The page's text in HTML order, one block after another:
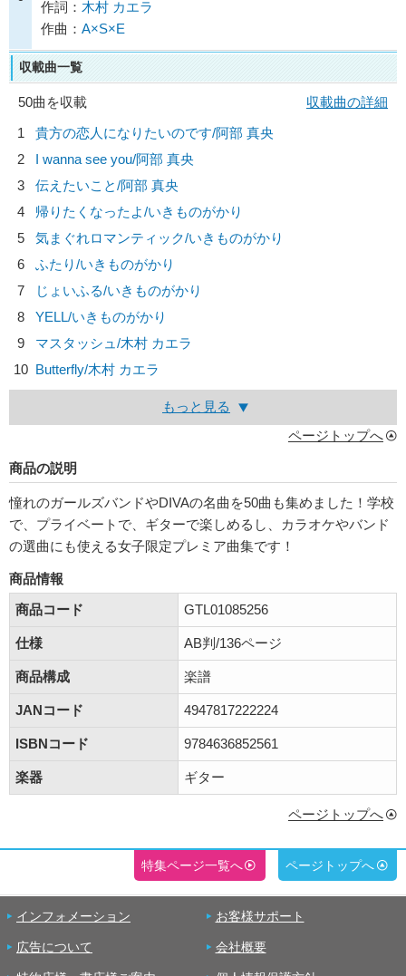
作詞： 木村 カエラ
作曲： A×S×E
収載曲一覧
50曲を収載
収載曲の詳細
1
貴方の恋人になりたいのです/阿部 真央
2
I wanna see you/阿部 真央
3
伝えたいこと/阿部 真央
4
帰りたくなったよ/いきものがかり
5
気まぐれロマンティック/いきものがかり
6
ふたり/いきものがかり
7
じょいふる/いきものがかり
8
YELL/いきものがかり
9
マスタッシュ/木村 カエラ
10 Butterfly/木村 カエラ
もっと見る
ページトップへ
商品の説明
憧れのガールズバンドやDIVAの名曲を50曲も集めました！学校
で、プライベートで、ギターで楽しめるし、カラオケやバンド
の選曲にも使える女子限定プレミア曲集です！
商品情報
商品コード
GTL01085256
仕様 AB判/136ページ
商品構成 楽譜
JANコード 4947817222224
ISBNコード 9784636852561
楽器 ギター
ページトップへ
特集ページ一覧へ ページトップへ
インフォメーション お客様サポート
広告について 会社概要